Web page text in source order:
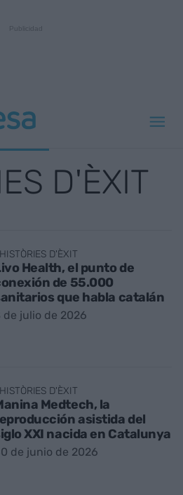
D'ÈXIT
HISTÒRIES D'ÈXIT
Health, el punto de
de 55.000
que habla catalán
de julio de 2026
HISTÒRIES D'ÈXIT
Medtech, la
asistida del
XXI nacida en Catalunya
de junio de 2026